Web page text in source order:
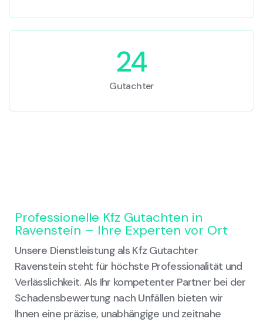
24
Gutachter
Professionelle Kfz Gutachten in
Ravenstein – Ihre Experten vor Ort
Unsere Dienstleistung als Kfz Gutachter
Ravenstein steht für höchste Professionalität und
Verlässlichkeit. Als Ihr kompetenter Partner bei der
Schadensbewertung nach Unfällen bieten wir
Ihnen eine präzise, unabhängige und zeitnahe